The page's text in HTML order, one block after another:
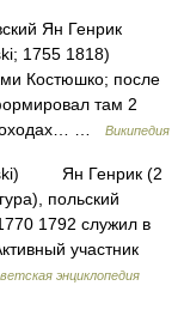
Ян Генрик
1755 1818)
Костюшко; после
там 2
походах… …
Википедия
Ян Генрик (2
польский
1792 служил в
участник
энциклопедия